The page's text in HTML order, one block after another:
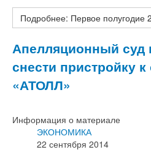
Подробнее: Первое полугодие
Апелляционный суд
снести пристройку
«АТОЛЛ»
Информация о материале
ЭКОНОМИКА
22 сентября 2014